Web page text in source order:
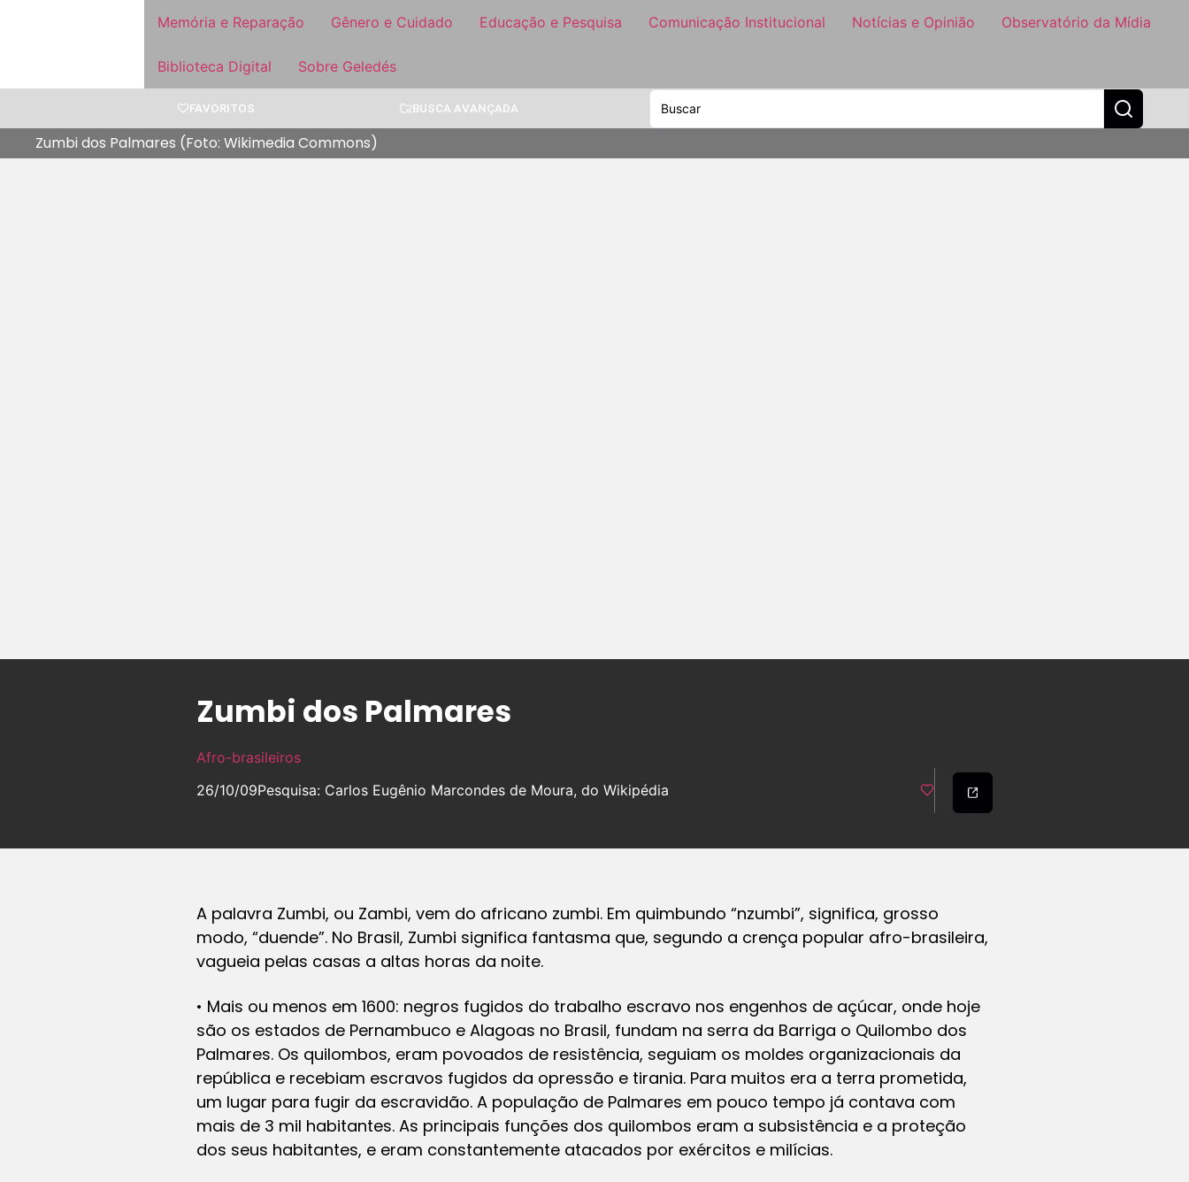
Memória e Reparação Gênero e Cuidado Educação e Pesquisa Comunicação Institucional Notícias e Opinião Observatório da Mídia
Biblioteca Digital Sobre Geledés
FAVORITOS BUSCA AVANÇADA
Zumbi dos Palmares (Foto: Wikimedia Commons)
Zumbi dos Palmares
Afro-brasileiros
26/10/09Pesquisa: Carlos Eugênio Marcondes de Moura, do Wikipédia
A palavra Zumbi, ou Zambi, vem do africano zumbi. Em quimbundo “nzumbi”, significa, grosso
modo, “duende”. No Brasil, Zumbi significa fantasma que, segundo a crença popular afro-brasileira,
vagueia pelas casas a altas horas da noite.
• Mais ou menos em 1600: negros fugidos do trabalho escravo nos engenhos de açúcar, onde hoje
são os estados de Pernambuco e Alagoas no Brasil, fundam na serra da Barriga o Quilombo dos
Palmares. Os quilombos, eram povoados de resistência, seguiam os moldes organizacionais da
república e recebiam escravos fugidos da opressão e tirania. Para muitos era a terra prometida,
um lugar para fugir da escravidão. A população de Palmares em pouco tempo já contava com
mais de 3 mil habitantes. As principais funções dos quilombos eram a subsistência e a proteção
dos seus habitantes, e eram constantemente atacados por exércitos e milícias.